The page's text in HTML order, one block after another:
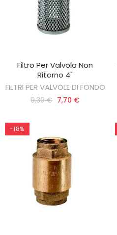
AGGIUNGI AL CARRELLO
Filtro Per Valvola Non
Ritorno 4"
FILTRI PER VALVOLE DI FONDO
9,39 € 7,70 €
-18%